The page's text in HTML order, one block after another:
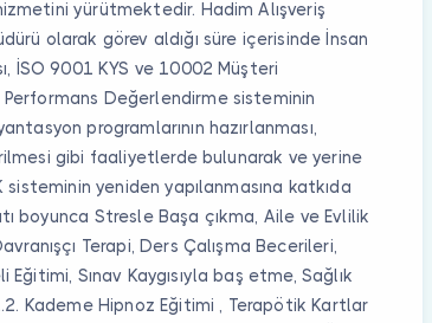
yürütmektedir. Hadim Alışveriş
olarak görev aldığı süre içerisinde İnsan
İSO 9001 KYS ve 10002 Müşteri
Değerlendirme sisteminin
programlarının hazırlanması,
gibi faaliyetlerde bulunarak ve yerine
yeniden yapılanmasına katkıda
boyunca Stresle Başa çıkma, Aile ve Evlilik
Terapi, Ders Çalışma Becerileri,
Sınav Kaygısıyla baş etme, Sağlık
Kademe Hipnoz Eğitimi , Terapötik Kartlar